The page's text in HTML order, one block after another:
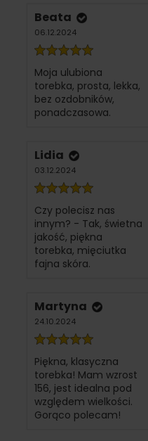
Beata
06.12.2024
Moja ulubiona
torebka, prosta, lekka,
bez ozdobników,
ponadczasowa.
Lidia
03.12.2024
Czy polecisz nas
innym? - Tak, świetna
jakość, piękna
torebka, mięciutka
fajna skóra.
Martyna
24.10.2024
Piękna, klasyczna
torebka! Mam wzrost
156, jest idealna pod
względem wielkości.
Gorąco polecam!